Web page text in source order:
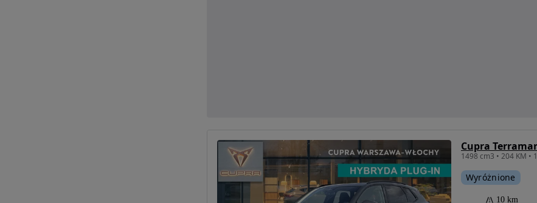
Wyróżnione
10 km